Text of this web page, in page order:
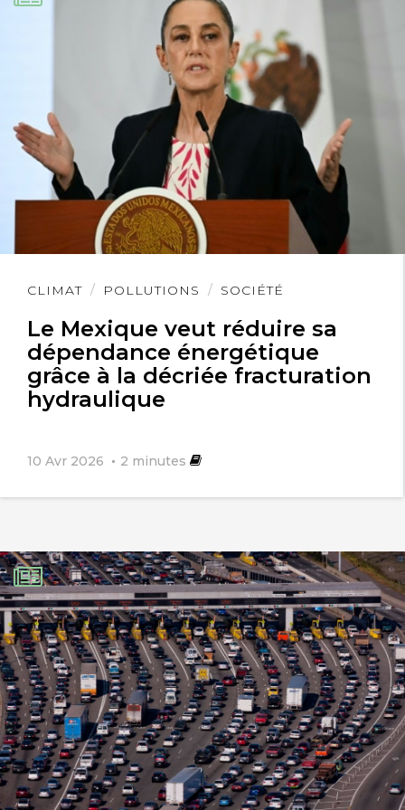
laceur-mailleur, layetier, … ) et diminuera
Méryl Pinque 23 mai 2020
Le monde d’après ?
C’est le monde d’avant. En pire.
l’atteindre. Ne lâchons rien!
Watumean 24 mai 2020
On pourrait si il y avait des normes
quand à la forme des bouteilles qui
CLIMAT POLLUTIONS SOCIÉTÉ
Le Mexique veut réduire sa
dépendance énergétique
grâce à la décriée fracturation
hydraulique
10 Avr 2026 2 minutes
Lire